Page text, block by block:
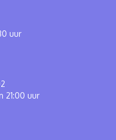
uur
21:00 uur